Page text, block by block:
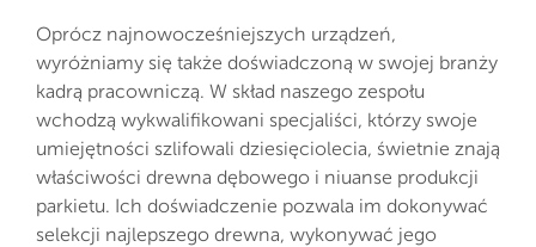
Oprócz najnowocześniejszych urządzeń,
wyróżniamy się także doświadczoną w swojej branży
kadrą pracowniczą. W skład naszego zespołu
wchodzą wykwalifikowani specjaliści, którzy swoje
umiejętności szlifowali dziesięciolecia, świetnie znają
właściwości drewna dębowego i niuanse produkcji
parkietu. Ich doświadczenie pozwala im dokonywać
selekcji najlepszego drewna, wykonywać jego